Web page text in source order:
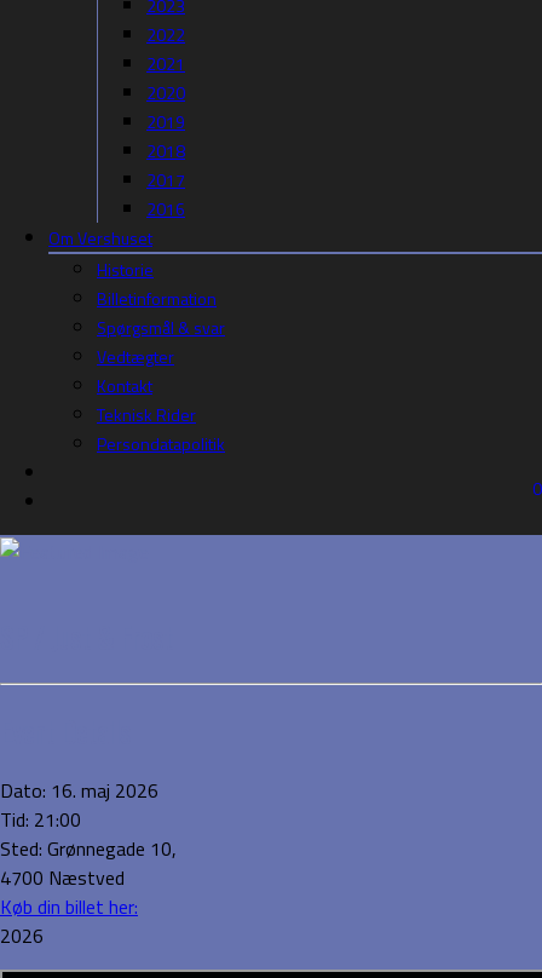
2023
2022
2021
2020
2019
2018
2017
2016
Om Vershuset
Historie
Billetinformation
Spørgsmål & svar
Vedtægter
Kontakt
Teknisk Rider
Persondatapolitik
0
Dato: 16. maj 2026
Tid: 21:00
Sted: Grønnegade 10,
4700 Næstved
Køb din billet her:
2026